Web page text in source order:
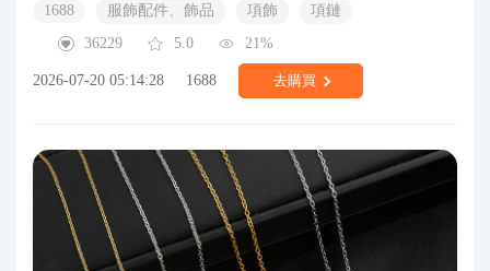
1688 服飾配件、飾品 項飾
項鏈
36229
5.0 21%
2026-07-20 05:14:28 1688 去購買